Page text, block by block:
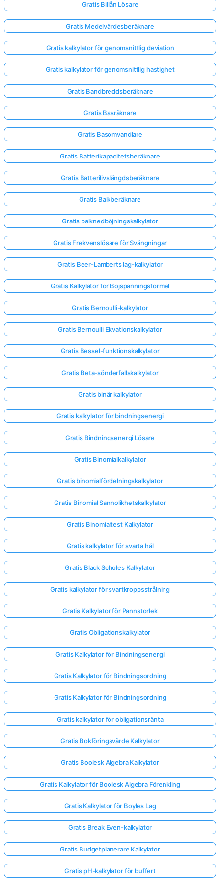
Inga
frågor
än
Ställ
din
första
fråga
Gratis Billån Lösare
Gratis Medelvärdesberäknare
Gratis kalkylator för genomsnittlig deviation
Gratis kalkylator för genomsnittlig hastighet
Gratis Bandbreddsberäknare
Gratis Basräknare
Gratis Basomvandlare
Gratis Batterikapacitetsberäknare
Gratis Batterilivslängdsberäknare
Gratis Balkberäknare
Gratis balknedböjningskalkylator
Gratis Frekvenslösare för Svängningar
Gratis Beer-Lamberts lag-kalkylator
Gratis Kalkylator för Böjspänningsformel
Gratis Bernoulli-kalkylator
Gratis Bernoulli Ekvationskalkylator
Gratis Bessel-funktionskalkylator
Gratis Beta-sönderfallskalkylator
Gratis binär kalkylator
Gratis kalkylator för bindningsenergi
Gratis Bindningsenergi Lösare
Gratis Binomialkalkylator
Gratis binomialfördelningskalkylator
Gratis Binomial Sannolikhetskalkylator
Gratis Binomialtest Kalkylator
Gratis kalkylator för svarta hål
Gratis Black Scholes Kalkylator
Gratis kalkylator för svartkroppsstrålning
Gratis Kalkylator för Pannstorlek
Gratis Obligationskalkylator
Gratis Kalkylator för Bindningsenergi
Gratis Kalkylator för Bindningsordning
Gratis Kalkylator för Bindningsordning
Gratis kalkylator för obligationsränta
Gratis Bokföringsvärde Kalkylator
Gratis Boolesk Algebra Kalkylator
Gratis Kalkylator för Boolesk Algebra Förenkling
Gratis Kalkylator för Boyles Lag
Gratis Break Even-kalkylator
Gratis Budgetplanerare Kalkylator
Gratis pH-kalkylator för buffert